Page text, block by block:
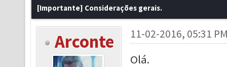
[Importante] Considerações gerais.
Arconte 11-02-2016, 05:31
Olá.